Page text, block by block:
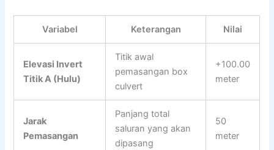
Variabel Keterangan Nilai
Elevasi Invert
Titik A (Hulu)
Titik awal
pemasangan box
culvert
+100.00
meter
Jarak
Pemasangan
Panjang total
saluran yang akan
dipasang
50
meter